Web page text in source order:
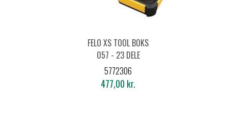
FELO XS TOOL BOKS
057 - 23 DELE
5772306
477,00 kr.